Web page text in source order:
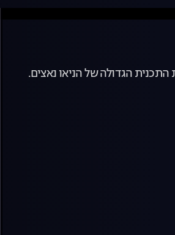
הגדולה של הניאו נאצים.